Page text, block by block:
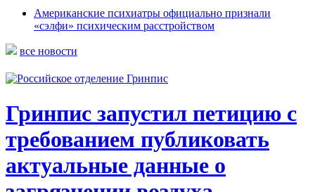
Американские психиатры официально признали
«сэлфи» психическим расстройством
все новости
Гринпис запустил петицию с
требованием публиковать
актуальные данные о